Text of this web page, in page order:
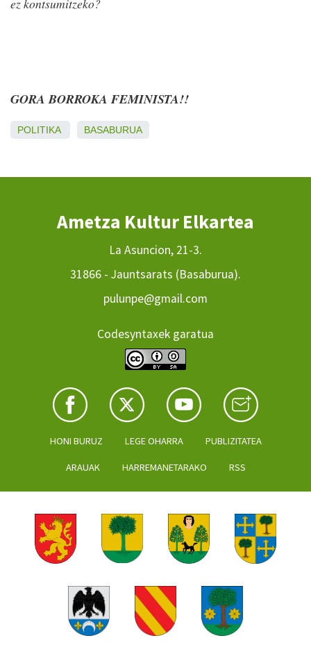
ez kontsumitzeko?
GORA BORROKA FEMINISTA!!
POLITIKA BASABURUA
Ametza Kultur Elkartea
La Asuncion, 21-3.
31866 - Jauntsarats (Basaburua).
pulunpe@gmail.com
Codesyntaxek garatua
HONI BURUZ LEGE OHARRA PUBLIZITATEA
ARAUAK HARREMANETARAKO RSS